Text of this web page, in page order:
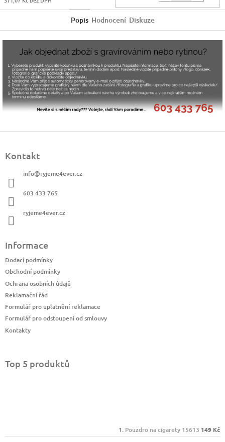
Popis Hodnocení Diskuze
Kontakt
info@ryjeme4ever.cz
603 433 765
ryjeme4ever.cz
Informace
Dodací podmínky
Obchodní podmínky
Ochrana osobních údajů
Reklamační řád
Formulář pro uplatnění reklamace
Formulář pro odstoupení od smlouvy
Kontakty
Top 5 produktů
Pouzdro na cigarety 15613 149 Kč